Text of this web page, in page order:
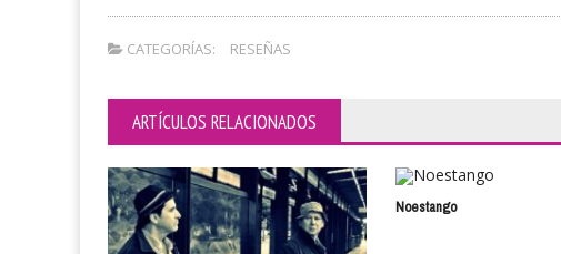
CATEGORÍAS: RESEÑAS
ARTÍCULOS RELACIONADOS
Noestango